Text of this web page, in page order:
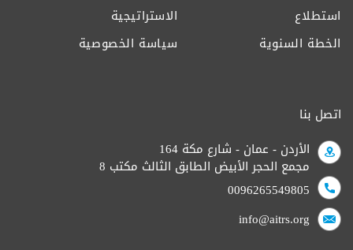
استطلاع
الاستراتيجية
الخطة السنوية
سياسة الخصوصية
اتصل بنا
الأردن - عمان - شارع مكة 164
مجمع الحجر الأبيض الطابق الثالث مكتب 8
0096265549805
info@aitrs.org